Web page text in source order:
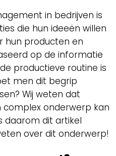
in bedrijven is
die hun ideeën willen
hun producten en
op de informatie
productieve routine is
men dit begrip
Wij weten dat
onderwerp kan
daarom dit artikel
over dit onderwerp!